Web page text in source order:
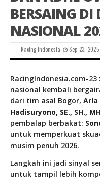
BERSAING DI
NASIONAL
Racing Indonesia Sep 23, 2025
RacingIndonesia.com-
nasional kembali
dari tim asal Bogor, Arla
Hadisuryono, SE., SH.,
pembalap berbakat:
untuk memperkuat
musim penuh 2026.
Langkah ini jadi sinyal
untuk tampil lebih